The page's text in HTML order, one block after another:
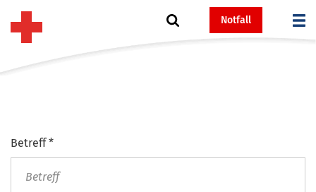
Notfall
Betreff*